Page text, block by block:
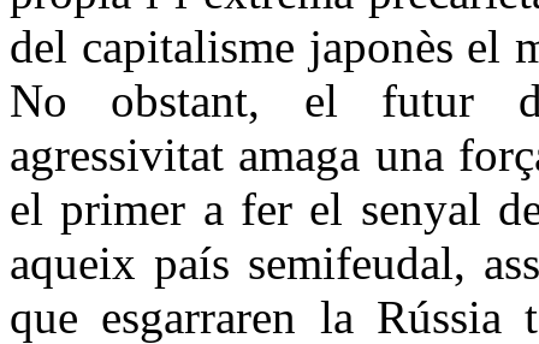
del capitalisme japonès el
No obstant, el futur
agressivitat amaga una
el primer a fer el senyal
aqueix país semifeudal,
que esgarraren la Rússia